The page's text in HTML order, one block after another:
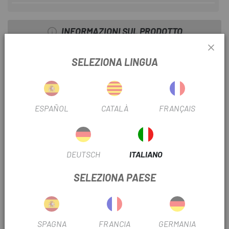
INFORMAZIONI SUL PRODOTTO
CARATTERISTICHE
adattatore per valvola Presta
- Pompa in alluminio con sistema a 2 stadi
- Commutabile tra alto volume e alta pressione
- Valvola di rilascio dell'aria
- Supporto incluso
- PESO: 210g
SELEZIONA LINGUA
ESPAÑOL CATALÀ FRANÇAIS
DEUTSCH ITALIANO
SELEZIONA PAESE
SPAGNA FRANCIA GERMANIA